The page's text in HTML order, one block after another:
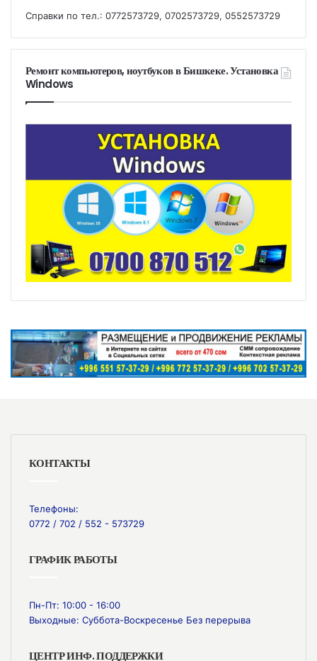
Справки по тел.: 0772573729, 0702573729, 0552573729
Ремонт компьютеров, ноутбуков в Бишкеке. Установка
Windows
КОНТАКТЫ
Телефоны:
0772 / 702 / 552 - 573729
ГРАФИК РАБОТЫ
Пн-Пт: 10:00 - 16:00
Выходные: Суббота-Воскресенье Без перерыва
ЦЕНТР ИНФ. ПОДДЕРЖКИ